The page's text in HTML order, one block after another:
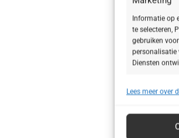
Informatie op
te selecteren,
gebruiken
personalisatie
Diensten
Lees meer over